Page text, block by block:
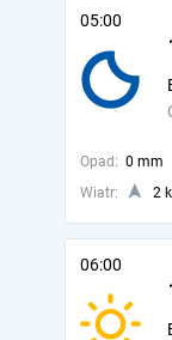
05:00
Opad: 0 mm
Wiatr:
2
06:00